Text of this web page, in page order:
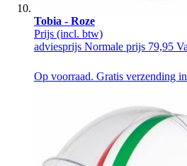
Tobia - Roze
Prijs (incl. btw)
adviesprijs Normale prijs 79,95
Op voorraad. Gratis verzending